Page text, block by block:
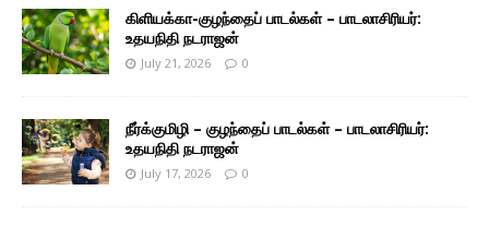
கிளியக்கா-குழந்தைப் பாடல்கள் – பாடலாசிரியர்:
உதயநிதி நடராஜன்
July 21, 2026 0
நீர்க்குமிழி – குழந்தைப் பாடல்கள் – பாடலாசிரியர்:
உதயநிதி நடராஜன்
July 17, 2026 0